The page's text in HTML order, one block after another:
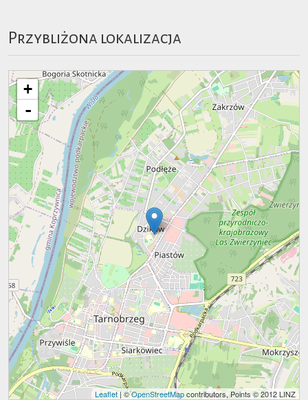
Przybliżona lokalizacja
+
-
Leaflet| ©OpenStreetMapcontributors, Points © 2012 LINZ